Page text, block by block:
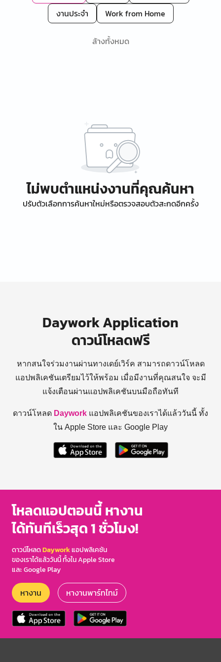
งานประจำ
Work from Home
ล้างทั้งหมด
ไม่พบตำแหน่งงานที่คุณค้นหา
ปรับตัวเลือกการค้นหาใหม่หรือตรวจสอบตัวสะกดอีกครั้ง
Daywork Application
ดาวน์โหลดฟรี
หากสนใจร่วมงานผ่านทางเดย์เวิร์ค สามารถดาวน์โหลด
แอปพลิเคชันเตรียมไว้ให้พร้อม เมื่อมีงานที่คุณสนใจ จะมี
แจ้งเตือนผ่านแอปพลิเคชันบนมือถือทันที
ดาวน์โหลด Daywork แอปพลิเคชันของเราได้แล้ววันนี้ ทั้ง
ใน Apple Store และ Google Play
โหลดแอปตอนนี้ หางาน
ได้ทันทีเร็วสุด 1 ชั่วโมง!
ดาวน์โหลดDayworkแอปพลิเคชัน
ของเราได้แล้ววันนี้ ทั้งใน Apple Store
และ Google Play
หางาน หางานพาร์ทไทม์